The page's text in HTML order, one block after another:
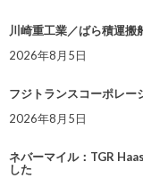
川崎重工業／ばら積運搬
2026年8月5日
フジトランスコーポレー
2026年8月5日
ネバーマイル：TGR
した